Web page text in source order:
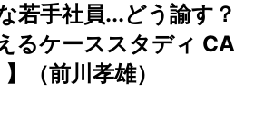
若手社員...どう諭す？
るケーススタディ CA
（前川孝雄）